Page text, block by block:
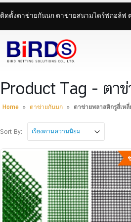
ติดตั้งตาข่ายกันนก ตาข่ายสนามไดร์ฟกอล์ฟ
Product Tag - ตา
Home » ตาข่ายกันนก » ตาข่ายพลาสติกรูสี่เห
Sort By: